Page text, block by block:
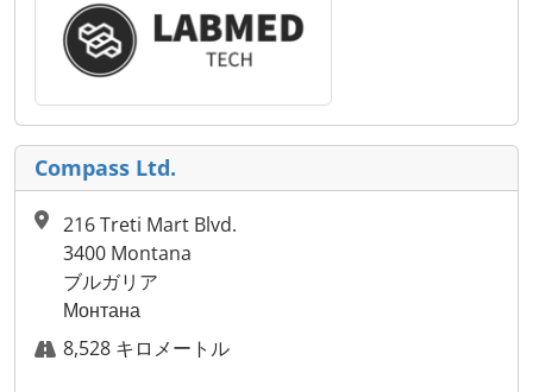
Compass Ltd.
216 Treti Mart Blvd.
3400 Montana
ブルガリア
Монтана
8,528 キロメートル